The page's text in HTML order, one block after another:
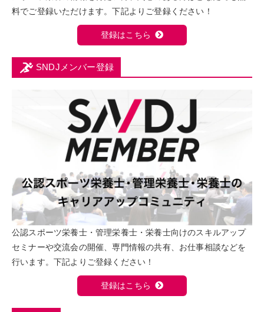
料でご登録いただけます。下記よりご登録ください！
登録はこちら
SNDJメンバー登録
公認スポーツ栄養士・管理栄養士・栄養士向けのスキルアップ
セミナーや交流会の開催、専門情報の共有、お仕事相談などを
行います。下記よりご登録ください！
登録はこちら